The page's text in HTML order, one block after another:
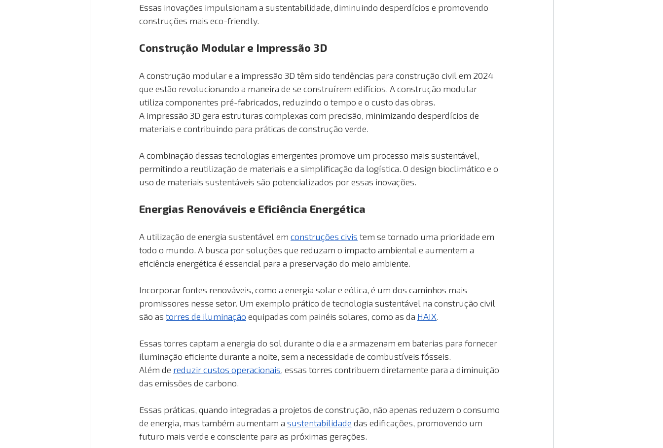
Essas inovações impulsionam a sustentabilidade, diminuindo desperdícios e promovendo
construções mais eco-friendly.
Construção Modular e Impressão 3D
A construção modular e a impressão 3D têm sido tendências para construção civil em 2024
que estão revolucionando a maneira de se construírem edifícios. A construção modular
utiliza componentes pré-fabricados, reduzindo o tempo e o custo das obras.
A impressão 3D gera estruturas complexas com precisão, minimizando desperdícios de
materiais e contribuindo para práticas de construção verde.
A combinação dessas tecnologias emergentes promove um processo mais sustentável,
permitindo a reutilização de materiais e a simplificação da logística. O design bioclimático e o
uso de materiais sustentáveis são potencializados por essas inovações.
Energias Renováveis e Eficiência Energética
A utilização de energia sustentável em construções civis tem se tornado uma prioridade em
todo o mundo. A busca por soluções que reduzam o impacto ambiental e aumentem a
eficiência energética é essencial para a preservação do meio ambiente.
Incorporar fontes renováveis, como a energia solar e eólica, é um dos caminhos mais
promissores nesse setor. Um exemplo prático de tecnologia sustentável na construção civil
são as torres de iluminação equipadas com painéis solares, como as da HAIX.
Essas torres captam a energia do sol durante o dia e a armazenam em baterias para fornecer
iluminação eficiente durante a noite, sem a necessidade de combustíveis fósseis.
Além de reduzir custos operacionais, essas torres contribuem diretamente para a diminuição
das emissões de carbono.
Essas práticas, quando integradas a projetos de construção, não apenas reduzem o consumo
de energia, mas também aumentam a sustentabilidade das edificações, promovendo um
futuro mais verde e consciente para as próximas gerações.